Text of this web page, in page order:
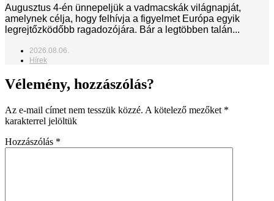
Augusztus 4-én ünnepeljük a vadmacskák világnapját,
amelynek célja, hogy felhívja a figyelmet Európa egyik
legrejtőzködőbb ragadozójára. Bár a legtöbben talán...
2026.08.06.
Hírek
Vélemény, hozzászólás?
Az e-mail címet nem tesszük közzé. A kötelező mezőket *
karakterrel jelöltük
Hozzászólás *